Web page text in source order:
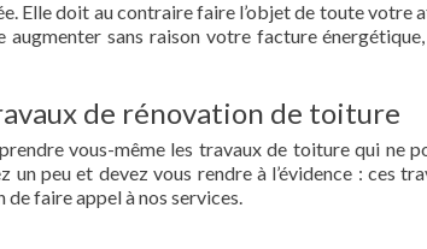
Elle doit au contraire faire l’objet de toute votre
sans raison votre facture
de rénovation de toiture
vous-même les travaux de toiture qui ne
peu et devez vous rendre à l’évidence : ces
faire appel à nos services.